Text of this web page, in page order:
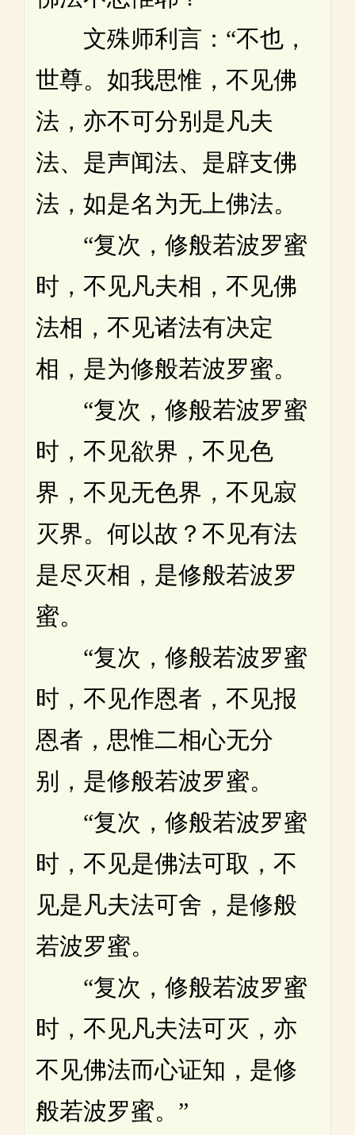
文殊师利言：“不也，
世尊。如我思惟，不见佛
法，亦不可分别是凡夫
法、是声闻法、是辟支佛
法，如是名为无上佛法。
“复次，修般若波罗蜜
时，不见凡夫相，不见佛
法相，不见诸法有决定
相，是为修般若波罗蜜。
“复次，修般若波罗蜜
时，不见欲界，不见色
界，不见无色界，不见寂
灭界。何以故？不见有法
是尽灭相，是修般若波罗
蜜。
“复次，修般若波罗蜜
时，不见作恩者，不见报
恩者，思惟二相心无分
别，是修般若波罗蜜。
“复次，修般若波罗蜜
时，不见是佛法可取，不
见是凡夫法可舍，是修般
若波罗蜜。
“复次，修般若波罗蜜
时，不见凡夫法可灭，亦
不见佛法而心证知，是修
般若波罗蜜。”